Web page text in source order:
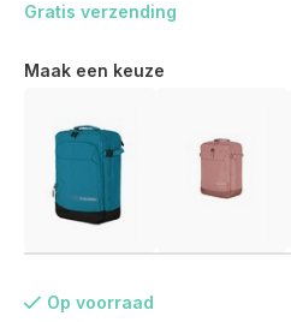
Gratis verzending
Maak een keuze
Op voorraad